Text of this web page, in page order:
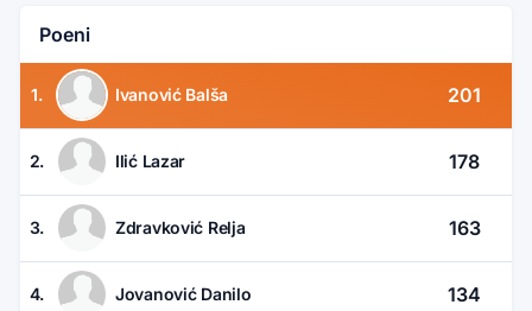
Poeni
1. Ivanović Balša 201
2. Ilić Lazar 178
3. Zdravković Relja 163
4. Jovanović Danilo 134